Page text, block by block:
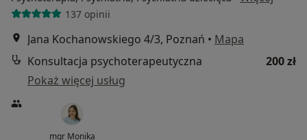
137 opinii
Jana Kochanowskiego 4/3, Poznań • Mapa
Konsultacja psychoterapeutyczna
200 zł
Pokaż więcej usług
mgr Monika